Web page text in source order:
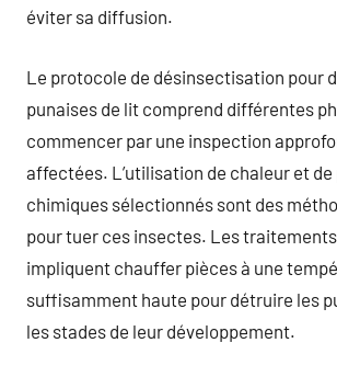
éviter sa diffusion.
Le protocole de désinsectisation pour
punaises de lit comprend différentes
commencer par une inspection
affectées. L’utilisation de chaleur et
chimiques sélectionnés sont des
pour tuer ces insectes. Les
impliquent chauffer pièces à une
suffisamment haute pour détruire les
les stades de leur développement.